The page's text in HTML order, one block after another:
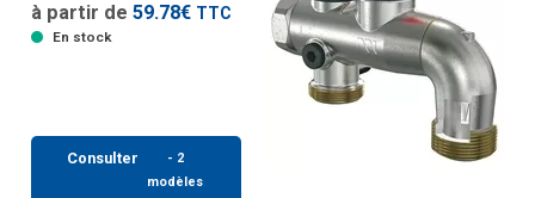
à partir de 59.78€ TTC
En stock
Consulter
- 2
modèles